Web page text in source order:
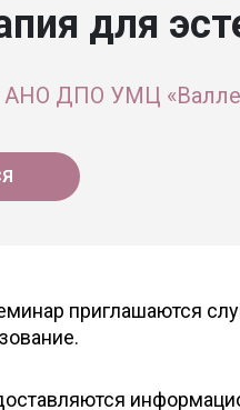
для
АНО ДПО УМЦ
приглашаются